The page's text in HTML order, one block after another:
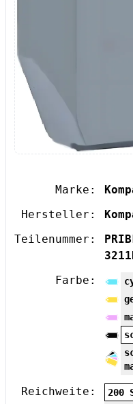
Marke:
Hersteller:
Teilenummer:
Farbe:
Reichweite:
200